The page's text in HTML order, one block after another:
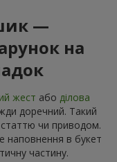
—
на
жест або ділова
доречний. Такий
чи приводом.
наповнення в букет
частину.